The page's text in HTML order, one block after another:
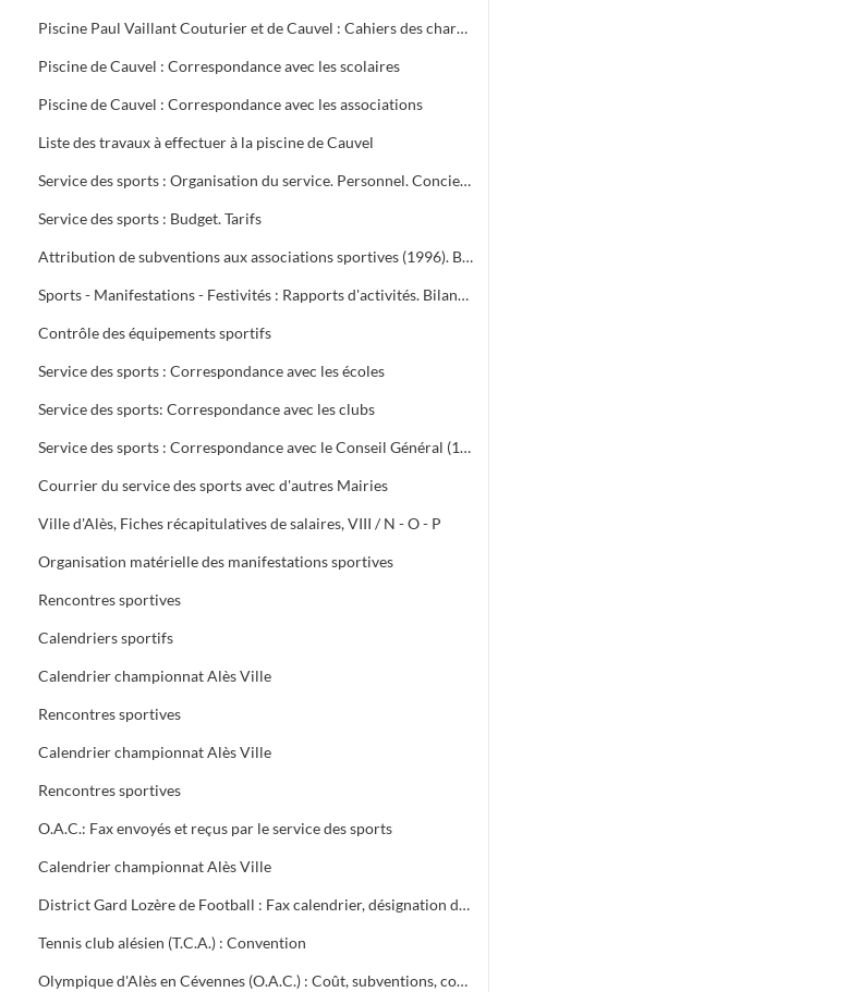
Piscine Paul Vaillant Couturier et de Cauvel : Cahiers des charges signés par les clubs
Piscine de Cauvel : Correspondance avec les scolaires
Piscine de Cauvel : Correspondance avec les associations
Liste des travaux à effectuer à la piscine de Cauvel
Service des sports : Organisation du service. Personnel. Concierges. Notes de service
Service des sports : Budget. Tarifs
Attribution de subventions aux associations sportives (1996). Bilans financiers des clubs (1995-1996)
Sports - Manifestations - Festivités : Rapports d'activités. Bilans financiers
Contrôle des équipements sportifs
Service des sports : Correspondance avec les écoles
Service des sports: Correspondance avec les clubs
Service des sports : Correspondance avec le Conseil Général (1996-1999), Conseil Régional (1996-2000), Préfecture du Gard (1995-1997), Direction Départementale jeunesse et sports (1995-2000)
Courrier du service des sports avec d'autres Mairies
Ville d'Alès, Fiches récapitulatives de salaires, VIII / N - O - P
Organisation matérielle des manifestations sportives
Rencontres sportives
Calendriers sportifs
Calendrier championnat Alès Ville
Rencontres sportives
Calendrier championnat Alès Ville
Rencontres sportives
O.A.C.: Fax envoyés et reçus par le service des sports
Calendrier championnat Alès Ville
District Gard Lozère de Football : Fax calendrier, désignation des terrains
Tennis club alésien (T.C.A.) : Convention
Olympique d'Alès en Cévennes (O.A.C.) : Coût, subventions, contrat d'objectifs, courrier